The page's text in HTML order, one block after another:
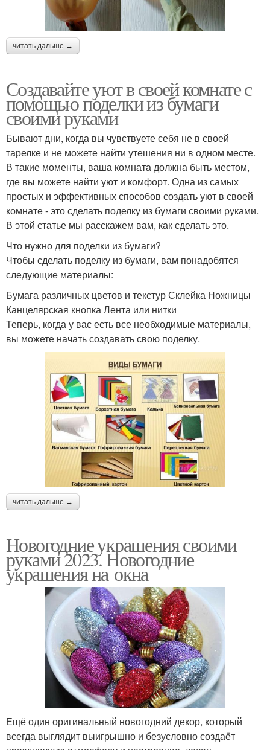
читать дальше →
Создавайте уют в своей комнате с
помощью поделки из бумаги
своими руками
Бывают дни, когда вы чувствуете себя не в своей
тарелке и не можете найти утешения ни в одном месте.
В такие моменты, ваша комната должна быть местом,
где вы можете найти уют и комфорт. Одна из самых
простых и эффективных способов создать уют в своей
комнате - это сделать поделку из бумаги своими руками.
В этой статье мы расскажем вам, как сделать это.
Что нужно для поделки из бумаги?
Чтобы сделать поделку из бумаги, вам понадобятся
следующие материалы:
Бумага различных цветов и текстур Склейка Ножницы
Канцелярская кнопка Лента или нитки
Теперь, когда у вас есть все необходимые материалы,
вы можете начать создавать свою поделку.
читать дальше →
Новогодние украшения своими
руками 2023. Новогодние
украшения на окна
Ещё один оригинальный новогодний декор, который
всегда выглядит выигрышно и безусловно создаёт